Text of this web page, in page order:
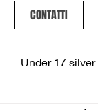
CONTATTI
Under 17 silver